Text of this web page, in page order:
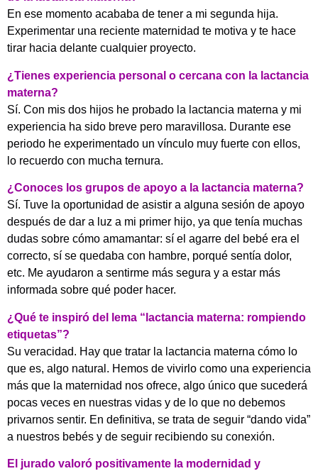
En ese momento acababa de tener a mi segunda hija.
Experimentar una reciente maternidad te motiva y te hace
tirar hacia delante cualquier proyecto.
¿Tienes experiencia personal o cercana con la lactancia
materna?
Sí. Con mis dos hijos he probado la lactancia materna y mi
experiencia ha sido breve pero maravillosa. Durante ese
periodo he experimentado un vínculo muy fuerte con ellos,
lo recuerdo con mucha ternura.
¿Conoces los grupos de apoyo a la lactancia materna?
Sí. Tuve la oportunidad de asistir a alguna sesión de apoyo
después de dar a luz a mi primer hijo, ya que tenía muchas
dudas sobre cómo amamantar: sí el agarre del bebé era el
correcto, sí se quedaba con hambre, porqué sentía dolor,
etc. Me ayudaron a sentirme más segura y a estar más
informada sobre qué poder hacer.
¿Qué te inspiró del lema “lactancia materna: rompiendo
etiquetas”?
Su veracidad. Hay que tratar la lactancia materna cómo lo
que es, algo natural. Hemos de vivirlo como una experiencia
más que la maternidad nos ofrece, algo único que sucederá
pocas veces en nuestras vidas y de lo que no debemos
privarnos sentir. En definitiva, se trata de seguir “dando vida”
a nuestros bebés y de seguir recibiendo su conexión.
El jurado valoró positivamente la modernidad y